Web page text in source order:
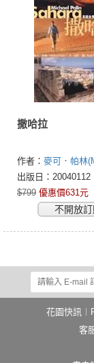
撒哈拉
作者： 麥可．帕林
Palin)
出版日：20040112
$799 優惠價631元
不開放
花園快訊
客